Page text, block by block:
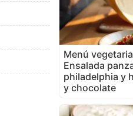
Menú
Ensalada
philadelphia y
y chocolate